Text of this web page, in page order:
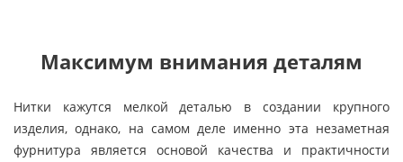
Максимум внимания деталям
Нитки кажутся мелкой деталью в создании крупного
изделия, однако, на самом деле именно эта незаметная
фурнитура является основой качества и практичности